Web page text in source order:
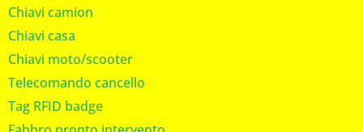
Chiavi camion
Chiavi casa
Chiavi moto/scooter
Telecomando cancello
Tag RFID badge